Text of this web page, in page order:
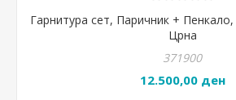
Гарнитура сет, Паричник +
Црна
371900
12.500,00 ден